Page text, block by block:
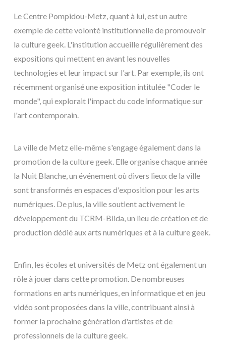
Le Centre Pompidou-Metz, quant à lui, est un autre
exemple de cette volonté institutionnelle de promouvoir
la culture geek. L'institution accueille régulièrement des
expositions qui mettent en avant les nouvelles
technologies et leur impact sur l'art. Par exemple, ils ont
récemment organisé une exposition intitulée "Coder le
monde", qui explorait l'impact du code informatique sur
l'art contemporain.
La ville de Metz elle-même s'engage également dans la
promotion de la culture geek. Elle organise chaque année
la Nuit Blanche, un événement où divers lieux de la ville
sont transformés en espaces d'exposition pour les arts
numériques. De plus, la ville soutient activement le
développement du TCRM-Blida, un lieu de création et de
production dédié aux arts numériques et à la culture geek.
Enfin, les écoles et universités de Metz ont également un
rôle à jouer dans cette promotion. De nombreuses
formations en arts numériques, en informatique et en jeu
vidéo sont proposées dans la ville, contribuant ainsi à
former la prochaine génération d'artistes et de
professionnels de la culture geek.